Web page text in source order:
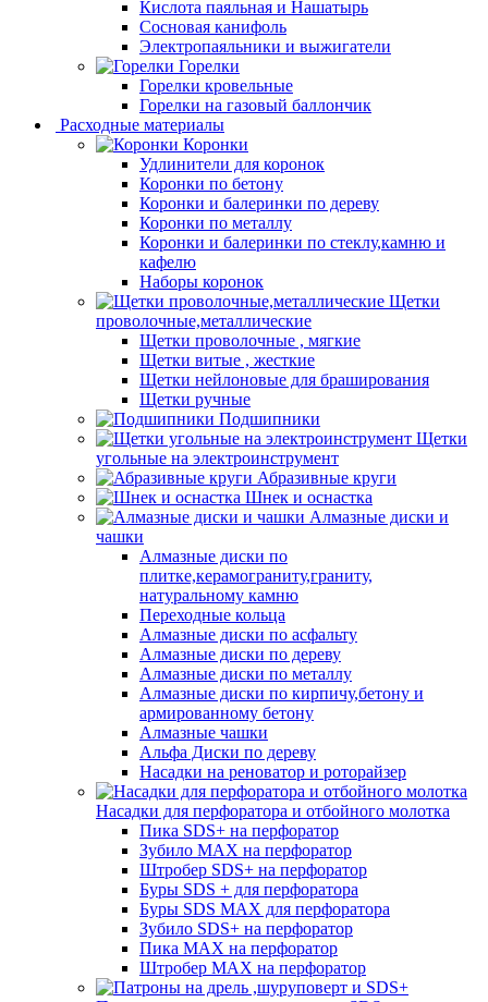
Кислота паяльная и Нашатырь
Сосновая канифоль
Электропаяльники и выжигатели
Горелки
Горелки кровельные
Горелки на газовый баллончик
Расходные материалы
Коронки
Удлинители для коронок
Коронки по бетону
Коронки и балеринки по дереву
Коронки по металлу
Коронки и балеринки по стеклу,камню и
кафелю
Наборы коронок
Щетки
проволочные,металлические
Щетки проволочные , мягкие
Щетки витые , жесткие
Щетки нейлоновые для браширования
Щетки ручные
Подшипники
Щетки
угольные на электроинструмент
Абразивные круги
Шнек и оснастка
Алмазные диски и
чашки
Алмазные диски по
плитке,керамограниту,граниту,
натуральному камню
Переходные кольца
Алмазные диски по асфальту
Алмазные диски по дереву
Алмазные диски по металлу
Алмазные диски по кирпичу,бетону и
армированному бетону
Алмазные чашки
Альфа Диски по дереву
Насадки на реноватор и роторайзер
Насадки для перфоратора и отбойного молотка
Пика SDS+ на перфоратор
Зубило MAX на перфоратор
Штробер SDS+ на перфоратор
Буры SDS + для перфоратора
Буры SDS MAX для перфоратора
Зубило SDS+ на перфоратор
Пика MAX на перфоратор
Штробер MAX на перфоратор